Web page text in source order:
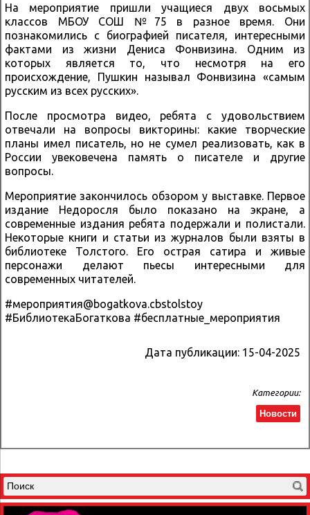
На мероприятие пришли учащиеся двух восьмых
классов МБОУ СОШ №75 в разное время. Они
познакомились с биографией писателя, интересными
фактами из жизни Дениса Фонвизина. Одним из
которых является то, что несмотря на его
происхождение, Пушкин называл Фонвизина «самым
русским из всех русских».
После просмотра видео, ребята с удовольствием
отвечали на вопросы викторины: какие творческие
планы имел писатель, но не сумел реализовать, как в
России увековечена память о писателе и другие
вопросы.
Мероприятие закончилось обзором у выставке. Первое
издание Недоросля было показано на экране, а
современные издания ребята подержали и полистали.
Некоторые книги и статьи из журналов были взяты в
библиотеке Толстого. Его острая сатира и живые
персонажи делают пьесы интересными для
современных читателей.
#мероприятия@bogatkova.cbstolstoy
#БиблиотекаБогаткова #бесплатные_мероприятия
Дата публикации: 15-04-2025
Категории:
Новости